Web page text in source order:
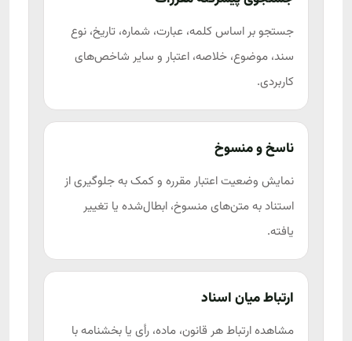
جستجو بر اساس کلمه، عبارت، شماره، تاریخ، نوع
سند، موضوع، خلاصه، اعتبار و سایر شاخص‌های
کاربردی.
ناسخ و منسوخ
نمایش وضعیت اعتبار مقرره و کمک به جلوگیری از
استناد به متن‌های منسوخ، ابطال‌شده یا تغییر
یافته.
ارتباط میان اسناد
مشاهده ارتباط هر قانون، ماده، رأی یا بخشنامه با